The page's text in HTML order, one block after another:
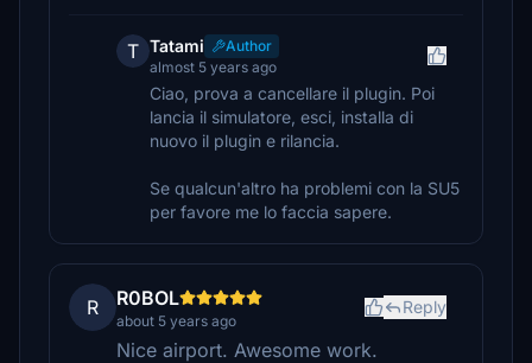
T Tatami
Author
almost 5 years ago
Ciao, prova a cancellare il plugin. Poi
lancia il simulatore, esci, installa di
nuovo il plugin e rilancia.
Se qualcun'altro ha problemi con la SU5
per favore me lo faccia sapere.
R R0BOL
about 5 years ago
Reply
Nice airport. Awesome work.